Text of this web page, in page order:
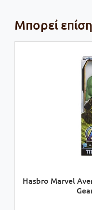
Μπορεί
Hasbro Marvel